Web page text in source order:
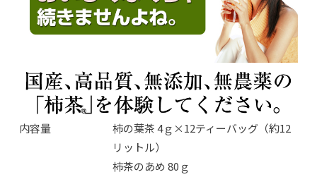
内容量
柿の葉茶 4ｇ×12ティーバッグ（約12
リットル）
柿茶のあめ 80ｇ